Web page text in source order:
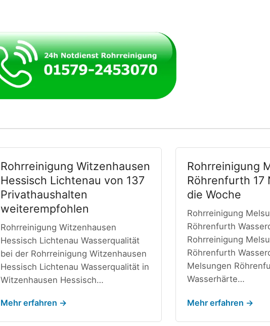
Rohrreinigung Witzenhausen
Hessisch Lichtenau von 137
Privathaushalten
weiterempfohlen
Rohrreinigung Witzenhausen
Hessisch Lichtenau Wasserqualität
bei der Rohrreinigung Witzenhausen
Hessisch Lichtenau Wasserqualität in
Witzenhausen Hessisch…
Mehr erfahren →
Rohrreinigung
Röhrenfurth 17
die Woche
Rohrreinigung
Röhrenfurth
Rohrreinigung
Röhrenfurth
Melsungen
Wasserhärte…
Mehr erfahren →